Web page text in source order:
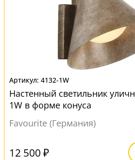
4132-1W
Настенный светильник
1W в форме конуса
Favourite (Германия)
12 500 ₽